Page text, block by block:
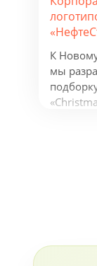
К
мы
суете